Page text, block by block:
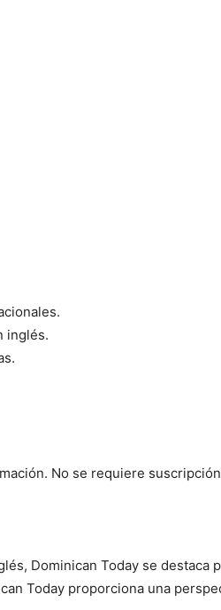
inglés.
No se requiere
Dominican Today se
Today proporciona una